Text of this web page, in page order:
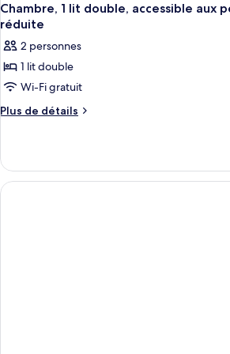
Chambre, 1 lit double, accessible aux
réduite
2 personnes
1 lit double
Wi-Fi gratuit
Plus de détails
Plus
le
type
de